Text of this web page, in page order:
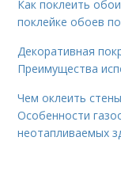
Как поклеить
поклейке обоев
Декоративная
Преимущества
Чем оклеить
Особенности
неотапливаемых